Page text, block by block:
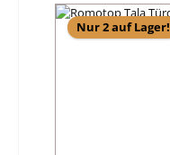
Nur 2 auf Lager!